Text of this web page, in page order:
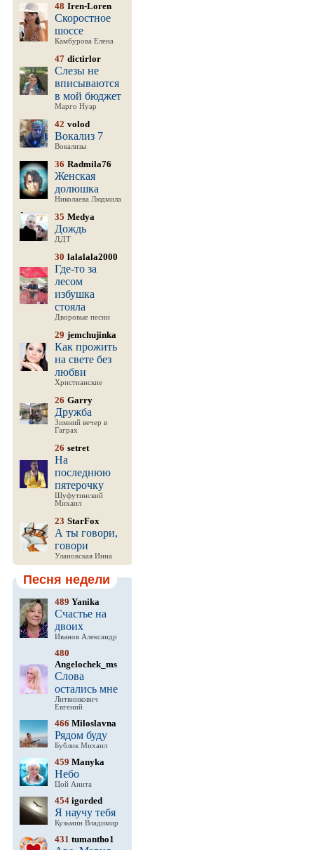
48 Iren-Loren
Скоростное
шоссе
Камбурова Елена
47 dictirlor
Слезы не
вписываются
в мой бюджет
Марго Нуар
42 volod
Вокализ 7
Вокализы
36 Radmila76
Женская
долюшка
Николаева Людмила
35 Medya
Дождь
ДДТ
30 lalalala2000
Где-то за
лесом
избушка
стояла
Дворовые песни
29 jemchujinka
Как прожить
на свете без
любви
Христианские
26 Garry
Дружба
Зимний вечер в
Гаграх
26 setret
На
последнюю
пятерочку
Шуфутинский
Михаил
23 StarFox
А ты говори,
говори
Улановская Инна
Песня недели
489 Yanika
Счастье на
двоих
Иванов Александр
480
Angelochek_ms
Слова
остались мне
Литвинкович
Евгений
466 Miloslavna
Рядом буду
Бублик Михаил
459 Manyka
Небо
Цой Анита
454 igorded
Я научу тебя
Кузьмин Владимир
431 tumantho1